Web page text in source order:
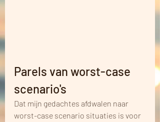
Parels van worst-case
scenario's
Dat mijn gedachtes afdwalen naar
worst-case scenario situaties is voor